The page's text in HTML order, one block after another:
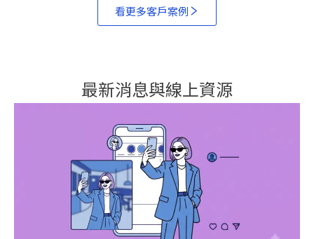
看更多客戶案例
最新消息與線上資源​